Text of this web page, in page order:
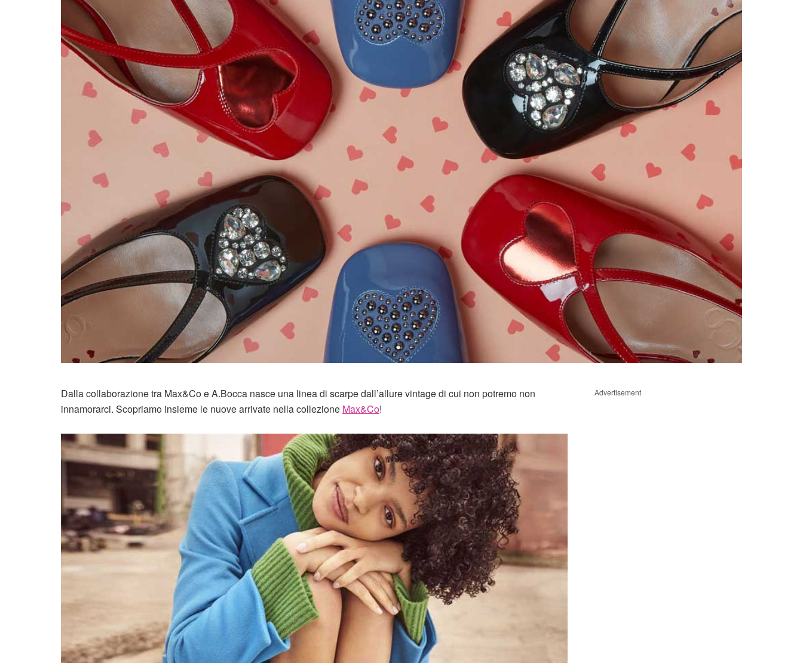
Dalla collaborazione tra Max&Co e A.Bocca nasce una linea di scarpe dall’allure vintage di cui non potremo non
innamorarci. Scopriamo insieme le nuove arrivate nella collezione Max&Co!
Advertisement